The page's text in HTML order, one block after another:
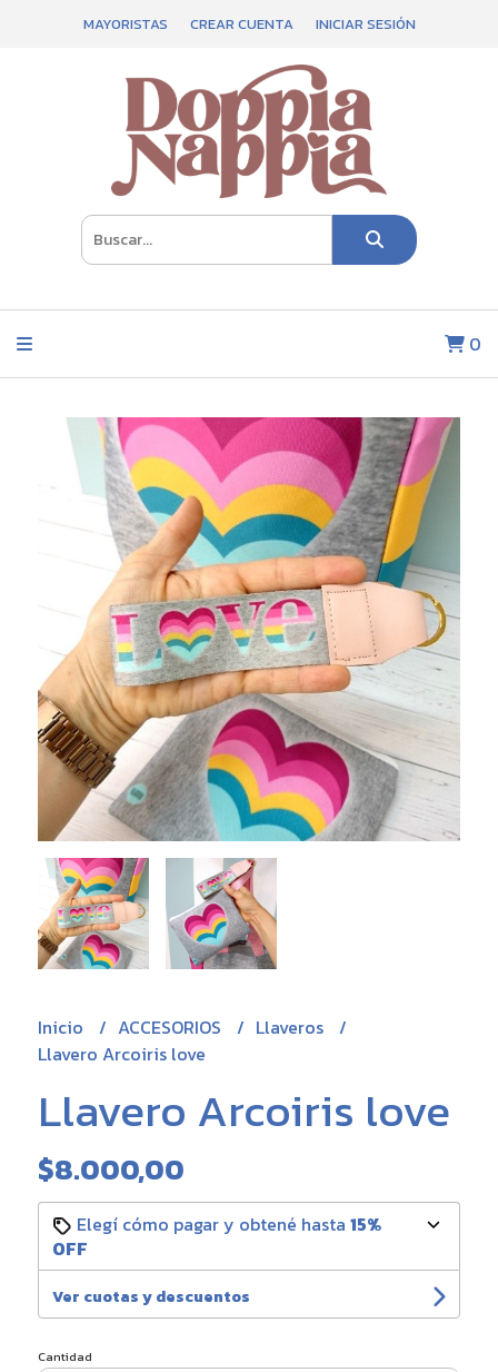
MAYORISTAS CREAR CUENTA INICIAR SESIÓN
0
Inicio ACCESORIOS
Llaveros
Llavero Arcoiris love
Llavero Arcoiris love
$8.000,00
Elegí cómo pagar y obtené hasta 15%
OFF
Ver cuotas y descuentos
Cantidad